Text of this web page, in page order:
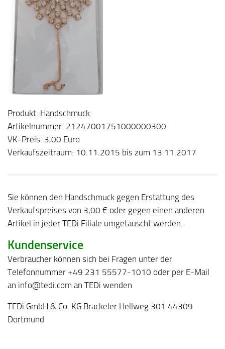
Produkt: Handschmuck
Artikelnummer: 21247001751000000300
VK-Preis: 3,00 Euro
Verkaufszeitraum: 10.11.2015 bis zum 13.11.2017
Sie können den Handschmuck gegen Erstattung des
Verkaufspreises von 3,00 € oder gegen einen anderen
Artikel in jeder TEDi Filiale umgetauscht werden.
Kundenservice
Verbraucher können sich bei Fragen unter der
Telefonnummer +49 231 55577-1010 oder per E-Mail
an info@tedi.com an TEDi wenden
TEDi GmbH & Co. KG Brackeler Hellweg 301 44309
Dortmund